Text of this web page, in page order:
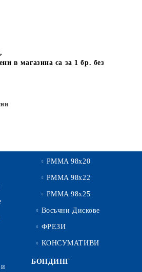
в магазина са за 1 бр. без
PMMA 98x20
PMMA 98x22
PMMA 98x25
Восъчни Дискове
ФРЕЗИ
КОНСУМАТИВИ
БОНДИНГ